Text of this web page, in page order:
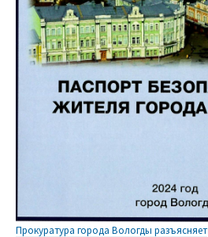
Прокуратура города Вологды разъясняет